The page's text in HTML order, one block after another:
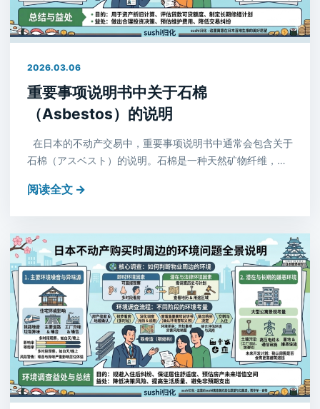
2026.03.06
重要事项说明书中关于石棉
（Asbestos）的说明
在日本的不动产交易中，重要事项说明书中通常会包含关于
石棉（アスベスト）的说明。石棉是一种天然矿物纤维，…
阅读全文 →